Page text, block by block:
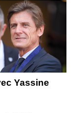
Yassine